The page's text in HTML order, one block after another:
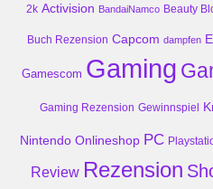
2k Activision BandaiNamco Beauty
Buch Rezension Capcom dampfen
Gamescom Gaming
Gaming Rezension Gewinnspiel
Nintendo Onlineshop PC
Review Rezension